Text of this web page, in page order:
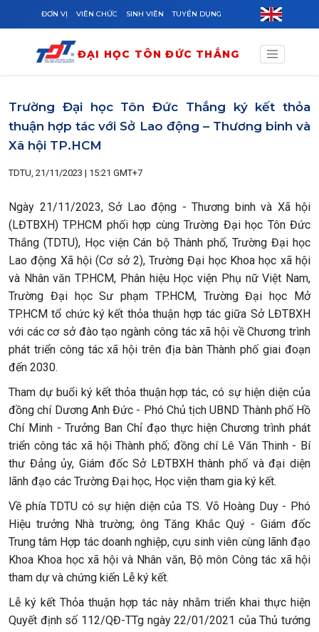
Skip to main content
ĐƠN VỊ VIÊN CHỨC SINH VIÊN TUYỂN DỤNG
ĐẠI HỌC TÔN ĐỨC THẮNG
Trường Đại học Tôn Đức Thắng ký kết thỏa
thuận hợp tác với Sở Lao động – Thương binh và
Xã hội TP.HCM
TDTU, 21/11/2023 | 15:21 GMT+7
Ngày 21/11/2023, Sở Lao động - Thương binh và Xã hội
(LĐTBXH) TP.HCM phối hợp cùng Trường Đại học Tôn Đức
Thắng (TDTU), Học viện Cán bộ Thành phố, Trường Đại học
Lao động Xã hội (Cơ sở 2), Trường Đại học Khoa học xã hội
và Nhân văn TP.HCM, Phân hiệu Học viện Phụ nữ Việt Nam,
Trường Đại học Sư phạm TP.HCM, Trường Đại học Mở
TP.HCM tổ chức ký kết thỏa thuận hợp tác giữa Sở LĐTBXH
với các cơ sở đào tạo ngành công tác xã hội về Chương trình
phát triển công tác xã hội trên địa bàn Thành phố giai đoạn
đến 2030.
Tham dự buổi ký kết thỏa thuận hợp tác, có sự hiện diện của
đồng chí Dương Anh Đức - Phó Chủ tịch UBND Thành phố Hồ
Chí Minh - Trưởng Ban Chỉ đạo thực hiện Chương trình phát
triển công tác xã hội Thành phố; đồng chí Lê Văn Thinh - Bí
thư Đảng ủy, Giám đốc Sở LĐTBXH thành phố và đại diện
lãnh đạo các Trường Đại học, Học viện tham gia ký kết.
Về phía TDTU có sự hiện diện của TS. Võ Hoàng Duy - Phó
Hiệu trưởng Nhà trường; ông Tăng Khắc Quý - Giám đốc
Trung tâm Hợp tác doanh nghiệp, cựu sinh viên cùng lãnh đạo
Khoa Khoa học xã hội và Nhân văn, Bộ môn Công tác xã hội
tham dự và chứng kiến Lễ ký kết.
Lễ ký kết Thỏa thuận hợp tác này nhằm triển khai thực hiện
Quyết định số 112/QĐ-TTg ngày 22/01/2021 của Thủ tướng